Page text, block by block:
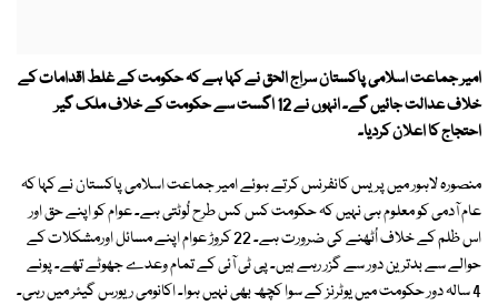
امیر جماعت اسلامی پاکستان سراج الحق نے کہا ہے کہ حکومت کے غلط اقدامات کے
خلاف عدالت جائیں گے۔ انہوں نے 12 اگست سے حکومت کے خلاف ملک گیر
احتجاج کا اعلان کردیا۔
منصورہ لاہور میں پریس کانفرنس کرتے ہوئے امیر جماعت اسلامی پاکستان نے کہا کہ
عام آدمی کو معلوم ہی نہیں کہ حکومت کس کس طرح لُوٹتی ہے۔ عوام کو اپنے حق اور
اس ظلم کے خلاف اُٹھنے کی ضرورت ہے۔ 22 کروڑ عوام اپنے مسائل اورمشکلات کے
حوالے سے بدترین دور سے گزر رہے ہیں۔ پی ٹی آئی کے تمام وعدے جھوٹے تھے۔ پونے
4 سالہ دور حکومت میں یوٹرنز کے سوا کچھ بھی نہیں ہوا۔ اکانومی ریورس گیئر میں رہی۔